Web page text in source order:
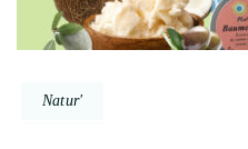
Natur'